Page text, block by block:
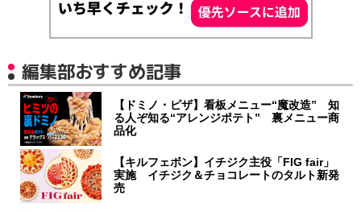
編集部おすすめ記事
【ドミノ・ピザ】看板メニュー“魔改造” 知
る人ぞ知る“アレンジポテト” 裏メニュー商
品化
【キルフェボン】イチジク主役「FIG fair」
実施 イチジク＆チョコレートのタルト新発
売